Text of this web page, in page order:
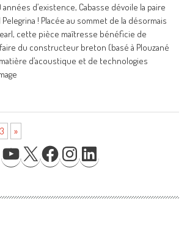
années d’existence, Cabasse dévoile la paire
! Placée au sommet de la désormais
cette pièce maîtresse bénéficie de
du constructeur breton (basé à Plouzané
d’acoustique et de technologies
3 »
YOUTUBE